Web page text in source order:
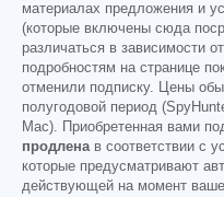
материалах предложения и
(которые включены сюда
различаться в зависимости
подробностям на странице
отменили подписку. Цены
полугодовой период
Mac). Приобретенная вами
продленав соответствии с
которые предусматривают
действующей на момент